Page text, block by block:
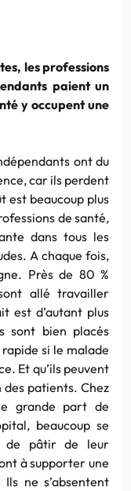
les professions
paient un
y occupent une
ont du
car ils perdent
est beaucoup plus
de santé,
dans tous les
A chaque fois,
Près de 80 %
allé travailler
est d’autant plus
sont bien placés
si le malade
Et qu’ils peuvent
patients. Chez
grande part de
beaucoup se
de pâtir de leur
à supporter une
ne s’absentent